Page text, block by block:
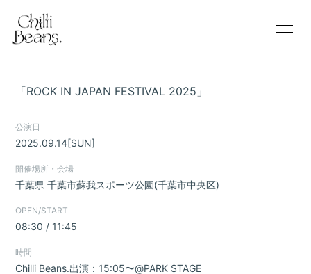
「ROCK IN JAPAN FESTIVAL 2025」
公演日
2025.09.14[SUN]
開催場所・会場
千葉県千葉市蘇我スポーツ公園(千葉市中央区)
OPEN/START
08:30 / 11:45
時間
Chilli Beans.出演：15:05〜@PARK STAGE